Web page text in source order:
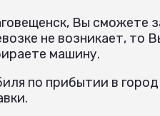
Вы сможете
не возникает, то
машину.
по прибытии в